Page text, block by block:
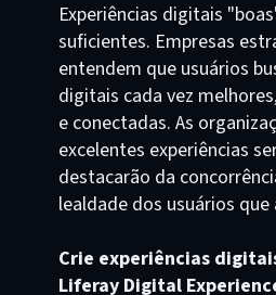
Experiências digitais
suficientes. Empresas
entendem que usuários
digitais cada vez
e conectadas. As
excelentes experiências
destacarão da
lealdade dos usuários
Crie experiências
Liferay Digital